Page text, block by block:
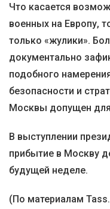
Что касается
военных на Европу,
только «жулики».
документально
подобного
безопасности и
Москвы допущен
В выступлении
прибытие в Москву
будущей неделе.
(По материалам